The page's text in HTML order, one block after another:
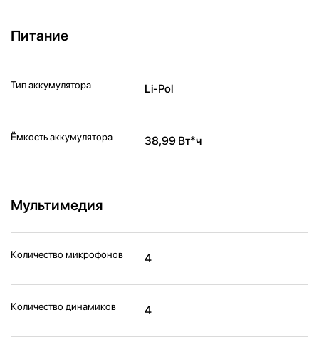
Питание
Тип аккумулятора Li-Pol
Ёмкость аккумулятора 38,99 Вт*ч
Мультимедия
Количество микрофонов 4
Количество динамиков 4